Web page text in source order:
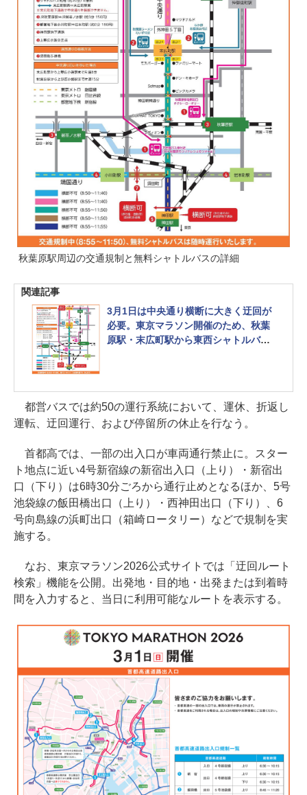
秋葉原駅周辺の交通規制と無料シャトルバスの詳細
関連記事
3月1日は中央通り横断に大きく迂回が
必要。東京マラソン開催のため、秋葉
原駅・末広町駅から東西シャトルバス
都営バスでは約50の運行系統において、運休、折返し
運転、迂回運行、および停留所の休止を行なう。
首都高では、一部の出入口が車両通行禁止に。スター
ト地点に近い4号新宿線の新宿出入口（上り）・新宿出
口（下り）は6時30分ごろから通行止めとなるほか、5号
池袋線の飯田橋出口（上り）・西神田出口（下り）、6
号向島線の浜町出口（箱崎ロータリー）などで規制を実
施する。
なお、東京マラソン2026公式サイトでは「迂回ルート
検索」機能を公開。出発地・目的地・出発または到着時
間を入力すると、当日に利用可能なルートを表示する。